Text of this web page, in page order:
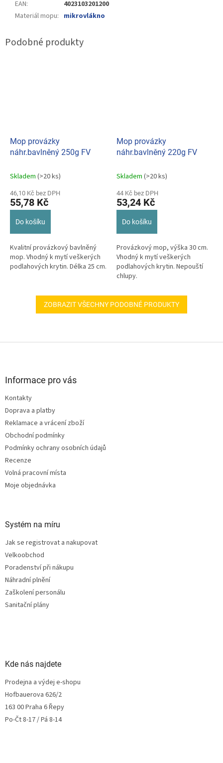
EAN:
4023103201200
Materiál mopu: mikrovlákno
Mop provázky
náhr.bavlněný 250g FV
Skladem (>20 ks)
46,10 Kč bez DPH
55,78 Kč
Do košíku
Kvalitní provázkový bavlněný
mop. Vhodný k mytí veškerých
podlahových krytin. Délka 25 cm.
Mop provázky
náhr.bavlněný 220g FV
Skladem (>20 ks)
44 Kč bez DPH
53,24 Kč
Do košíku
Provázkový mop, výška 30 cm.
Vhodný k mytí veškerých
podlahových krytin. Nepouští
chlupy.
ZOBRAZIT VŠECHNY PODOBNÉ PRODUKTY
Informace pro vás
Kontakty
Doprava a platby
Reklamace a vrácení zboží
Obchodní podmínky
Podmínky ochrany osobních údajů
Recenze
Volná pracovní místa
Moje objednávka
Systém na míru
Jak se registrovat a nakupovat
Velkoobchod
Poradenství při nákupu
Náhradní plnění
Zaškolení personálu
Sanitační plány
Kde nás najdete
Prodejna a výdej e-shopu
Hofbauerova 626/2
163 00 Praha 6 Řepy
Po-Čt 8-17 / Pá 8-14